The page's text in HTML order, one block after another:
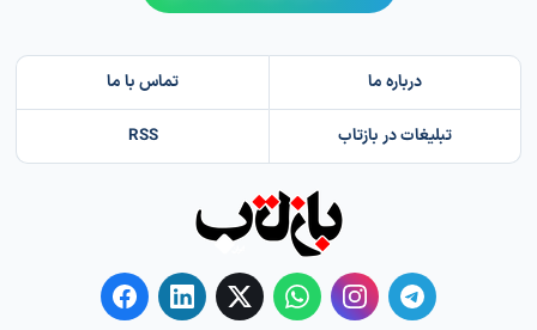
درباره ما تماس با ما
تبلیغات در بازتاب RSS